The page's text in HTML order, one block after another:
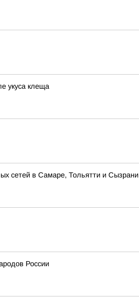
укуса клеща
сетей в Самаре, Тольятти и Сызрани
России